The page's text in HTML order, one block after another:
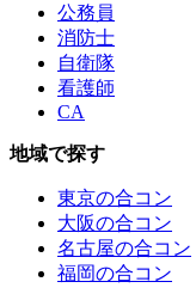
公務員
消防士
自衛隊
看護師
CA
地域で探す
東京の合コン
大阪の合コン
名古屋の合コン
福岡の合コン